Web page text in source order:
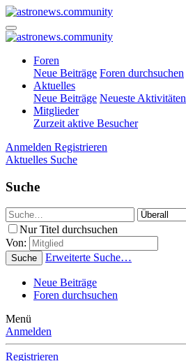
Foren
Neue Beiträge Foren durchsuchen
Aktuelles
Neue Beiträge Neueste Aktivitäten
Mitglieder
Zurzeit aktive Besucher
Anmelden Registrieren
Aktuelles Suche
Suche
Nur Titel durchsuchen
Von:
Suche Erweiterte Suche…
Neue Beiträge
Foren durchsuchen
Menü
Anmelden
Registrieren